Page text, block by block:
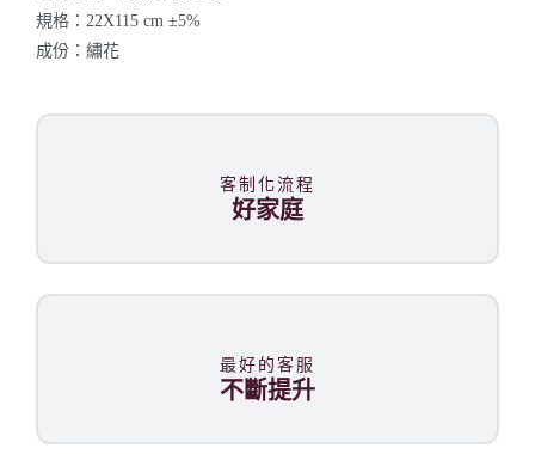
規格：22X115 cm ±5%
成份：繡花
客制化流程
好家庭
最好的客服
不斷提升